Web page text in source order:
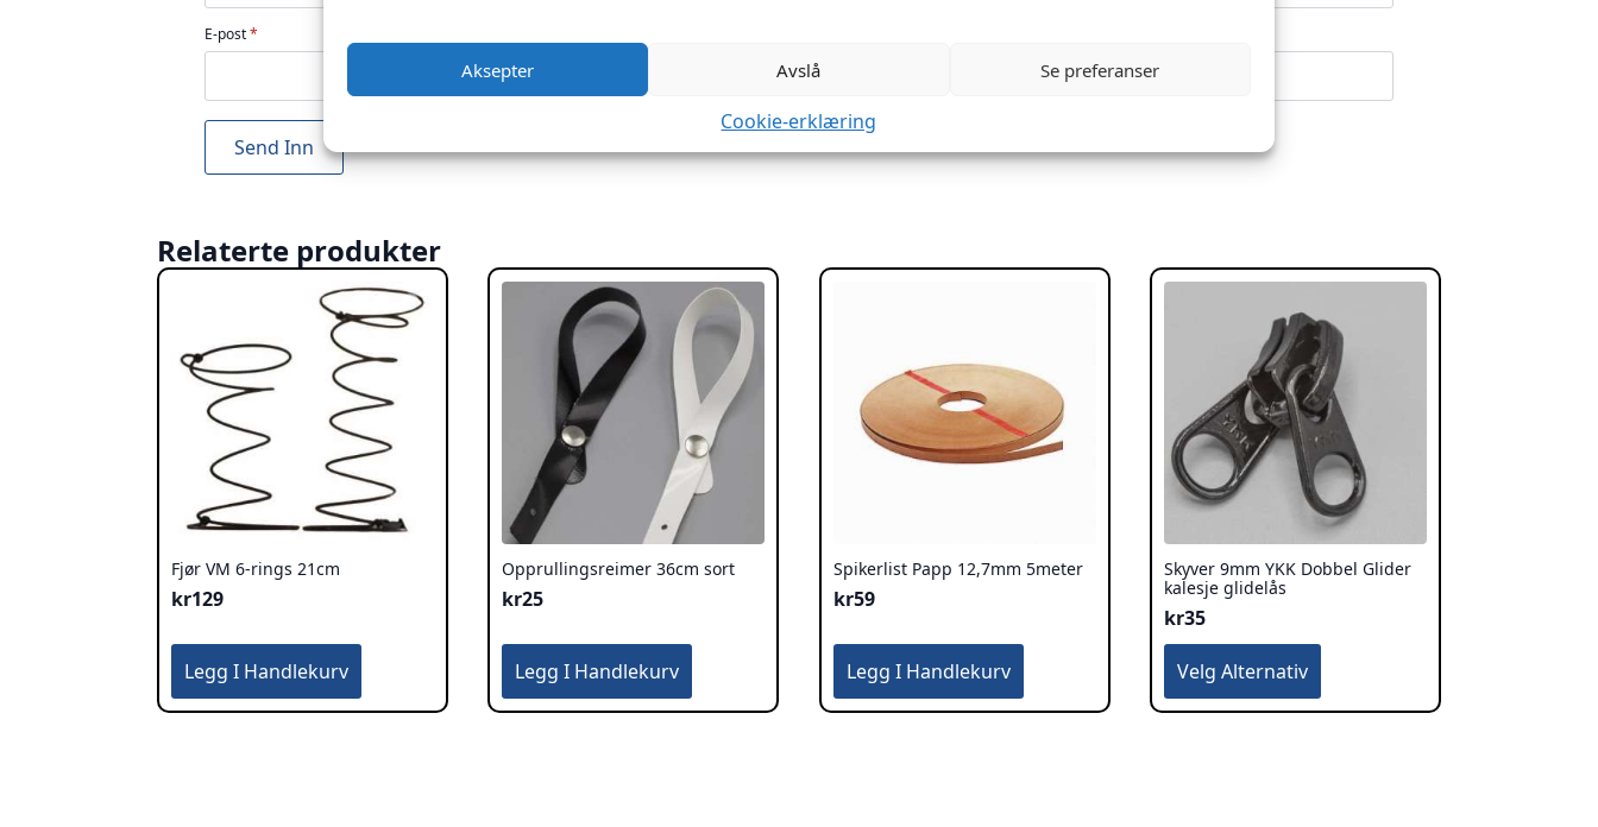
Aksepter Avslå Se preferanser
Cookie-erklæring
E-post*
Relaterte produkter
Fjør VM 6-rings 21cm
kr129
Legg I Handlekurv
Opprullingsreimer 36cm sort
kr25
Legg I Handlekurv
Spikerlist Papp 12,7mm 5meter
kr59
Legg I Handlekurv
Skyver 9mm YKK Dobbel Glider
kalesje glidelås
kr35
Velg Alternativ
produktet
har